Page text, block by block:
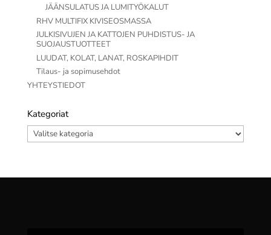
JÄÄNSULATUS JA LUMITYÖKALUT
RHV MULTIFIX KIVISEOSMASSA
JULKISIVUJEN JA KATTOJEN PUHDISTUS- JA
SUOJAUSTUOTTEET
LUUDAT, KOLAT, LANAT, ROSKAPIHDIT
Tilaus- ja sopimusehdot
YHTEYSTIEDOT
Kategoriat
Kategoriat